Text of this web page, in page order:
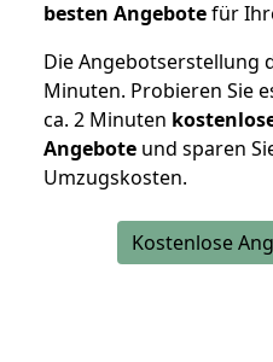
besten Angebotefür
Die Angebotserstellung
Minuten. Probieren Sie
ca. 2 Minuten
Angebote und sparen
Umzugskosten.
Kostenlose